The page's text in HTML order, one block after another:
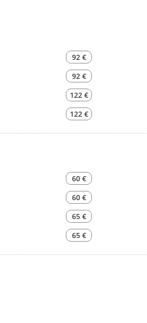
92 €
92 €
122 €
122 €
60 €
60 €
65 €
65 €